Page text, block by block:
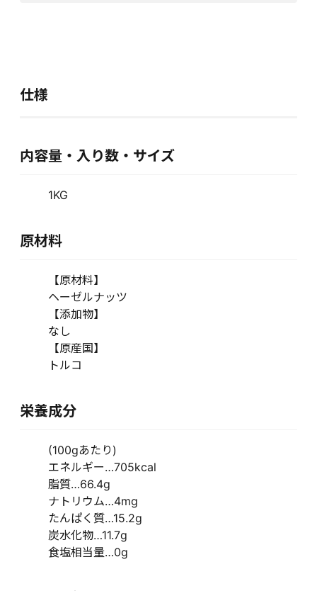
仕様
内容量・入り数・サイズ
1KG
原材料
【原材料】
ヘーゼルナッツ
【添加物】
なし
【原産国】
トルコ
栄養成分
(100gあたり)
エネルギー…705kcal
脂質…66.4g
ナトリウム…4mg
たんぱく質…15.2g
炭水化物…11.7g
食塩相当量…0g